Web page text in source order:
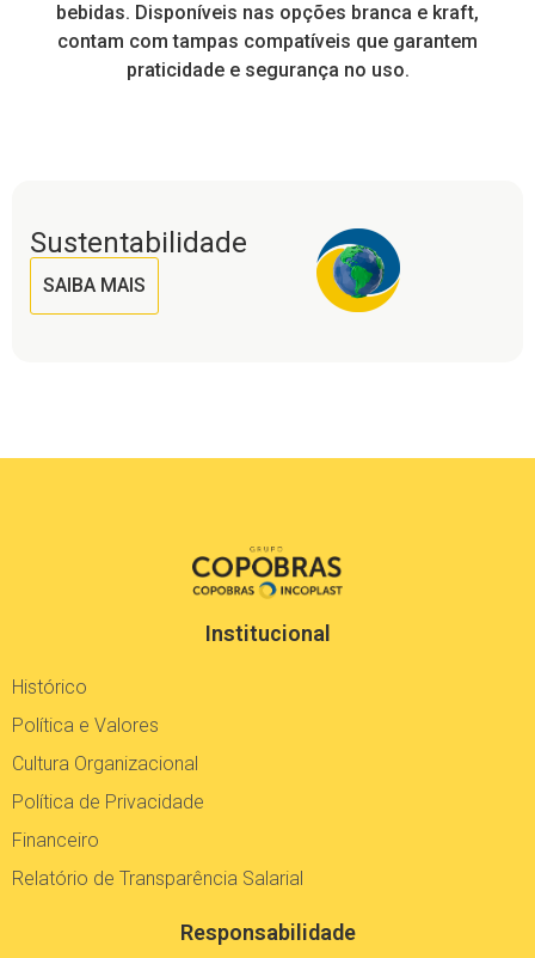
bebidas. Disponíveis nas opções branca e kraft,
contam com tampas compatíveis que garantem
praticidade e segurança no uso.
Sustentabilidade
SAIBA MAIS
Institucional
Histórico
Política e Valores
Cultura Organizacional
Política de Privacidade
Financeiro
Relatório de Transparência Salarial
Responsabilidade